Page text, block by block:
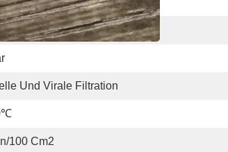
Und Virale Filtration
100 Cm2